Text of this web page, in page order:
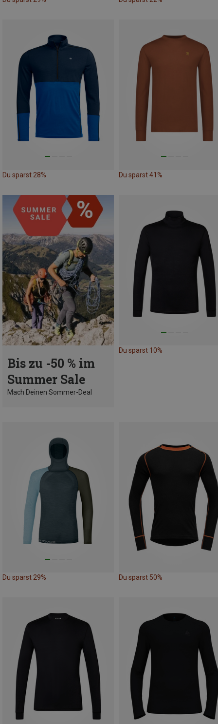
Du sparst 28% Du sparst 41%
Bis zu -50 % im
Summer Sale
Mach Deinen Sommer-Deal
Du sparst 10%
Du sparst 29% Du sparst 50%